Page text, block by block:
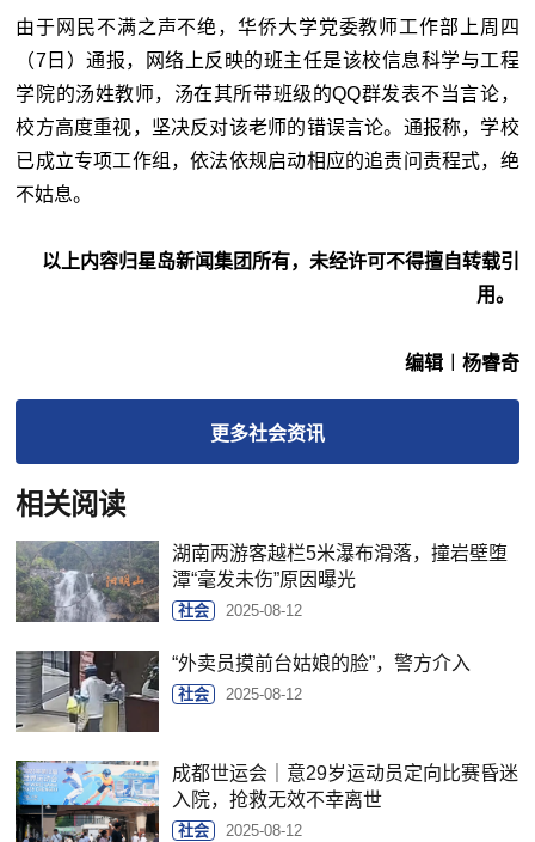
由于网民不满之声不绝，华侨大学党委教师工作部上周四
（7日）通报，网络上反映的班主任是该校信息科学与工程
学院的汤姓教师，汤在其所带班级的QQ群发表不当言论，
校方高度重视，坚决反对该老师的错误言论。通报称，学校
已成立专项工作组，依法依规启动相应的追责问责程式，绝
不姑息。
以上内容归星岛新闻集团所有，未经许可不得擅自转载引
用。
编辑︱杨睿奇
更多社会资讯
相关阅读
湖南两游客越栏5米瀑布滑落，撞岩壁堕
潭“毫发未伤”原因曝光
社会 2025-08-12
“外卖员摸前台姑娘的脸”，警方介入
社会 2025-08-12
成都世运会｜意29岁运动员定向比赛昏迷
入院，抢救无效不幸离世
社会 2025-08-12